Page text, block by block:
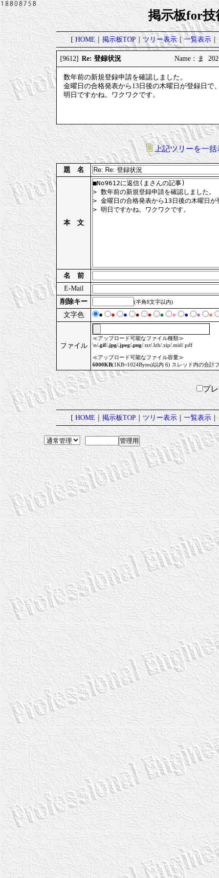
掲示板for技
[HOME｜掲示板TOP｜ツリー表示｜一覧表示｜
[9612] Re: 登録状況 Name：ま
数年前の新規登録申請を確認しました。
金曜日の合格発表から13日後の木曜日が登録日で
明日ですかね。ワクワクです。
上記ツリーを一括
題 名
本 文
名 前
E-Mail
削除キー
(半角8文字以内)
文字色 ● ● ● ● ● ● ● ● ● ●
ファイル
≪アップロード可能なファイル種類≫
\n/.gif/.jpg/.jpeg/.png/.txt/.lzh/.zip/.mid/.pdf
≪アップロード可能なファイル容量≫
6000KB(1KB=1024Bytes)以内 6) スレッド内の合計
プ
[HOME｜掲示板TOP｜ ツリー表示｜一覧表示｜